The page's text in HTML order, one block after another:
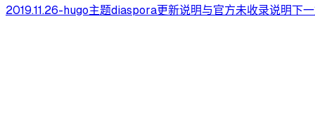
2019.11.26-hugo主题diaspora更新说明与官方未收录说明下